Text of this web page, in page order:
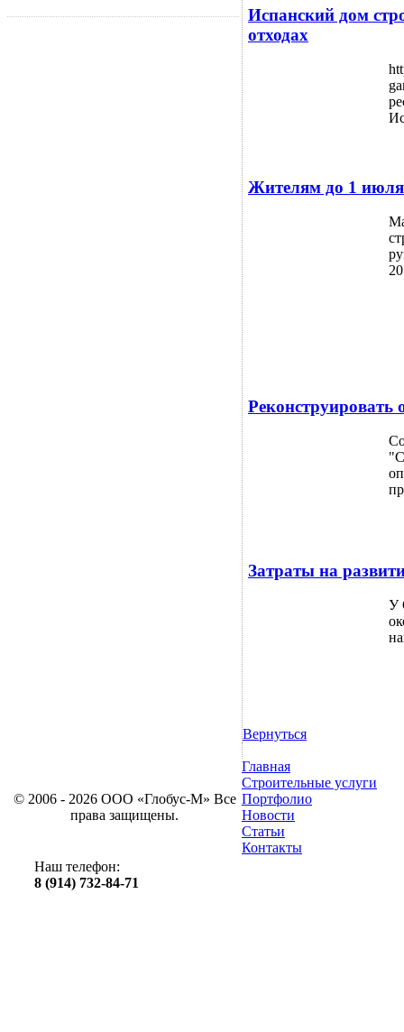
Испанский дом
отходах
Жителям до 1 июля
Затраты на
У
Вернуться
© 2006 - 2026 ООО «Глобус-М» Все
права защищены.
Главная
Строительные услуги
Портфолио
Новости
Статьи
Контакты
Наш телефон:
8 (914) 732-84-71